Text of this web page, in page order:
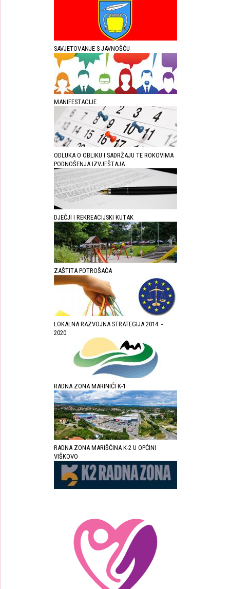
SAVJETOVANJE S JAVNOŠĆU
MANIFESTACIJE
ODLUKA O OBLIKU I SADRŽAJU TE ROKOVIMA
PODNOŠENJA IZVJEŠTAJA
DJEČJI I REKREACIJSKI KUTAK
ZAŠTITA POTROŠAĆA
LOKALNA RAZVOJNA STRATEGIJA 2014. -
2020.
RADNA ZONA MARINIĆI K-1
RADNA ZONA MARIŠĆINA K-2 U OPĆINI
VIŠKOVO